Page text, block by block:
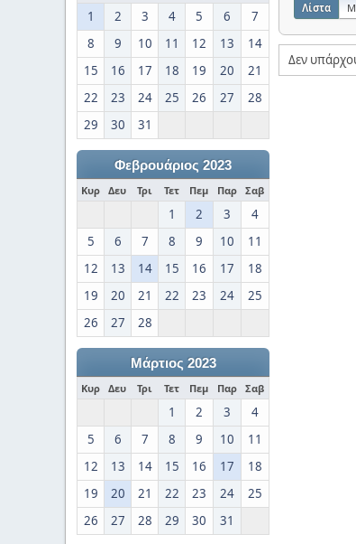
1 2 3 4 5 6
7
8
9 10 11 12 13
14
15
16 17 18 19 20
21
22
23 24 25 26 27
28
29
30 31
Φεβρουάριος 2023
Κυρ Δευ Τρι Τετ Πεμ Παρ Σαβ
1 2 3
4
5
6 7 8 9 10
11
12
13 14 15 16 17
18
19
20 21 22 23 24
25
26
27 28
Μάρτιος 2023
Κυρ Δευ Τρι Τετ Πεμ Παρ Σαβ
1 2 3
4
5
6 7 8 9 10
11
12
13 14 15 16 17
18
19
20 21 22 23 24
25
26
27 28 29 30 31
Λίστα
Δεν